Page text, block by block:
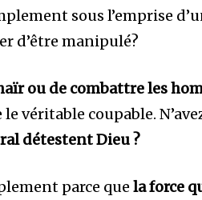
sous l’emprise
d’être manipulé?
ou de combattre les
véritable coupable.
détestent Dieu ?
parce que la force